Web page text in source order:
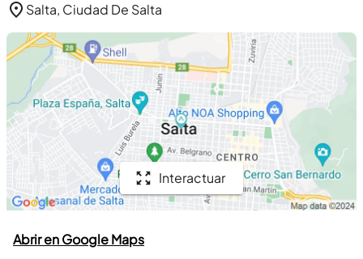
Salta, Ciudad De Salta
Interactuar
Abrir en Google Maps